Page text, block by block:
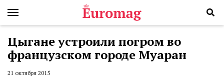
Цыгане устроили погром во
французском городе Муаран
21 октября 2015